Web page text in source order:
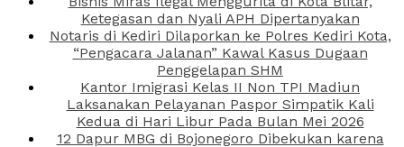
Ketegasan dan Nyali APH Dipertanyakan
Notaris di Kediri Dilaporkan ke Polres Kediri Kota,
“Pengacara Jalanan” Kawal Kasus Dugaan
Penggelapan SHM
Kantor Imigrasi Kelas II Non TPI Madiun
Laksanakan Pelayanan Paspor Simpatik Kali
Kedua di Hari Libur Pada Bulan Mei 2026
12 Dapur MBG di Bojonegoro Dibekukan karena